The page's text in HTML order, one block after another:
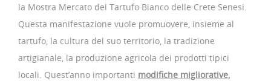
la Mostra Mercato del Tartufo Bianco delle Crete Senesi.
Questa manifestazione vuole promuovere, insieme al
tartufo, la cultura del suo territorio, la tradizione
artigianale, la produzione agricola dei prodotti tipici
locali. Quest’anno importanti modifiche migliorative,